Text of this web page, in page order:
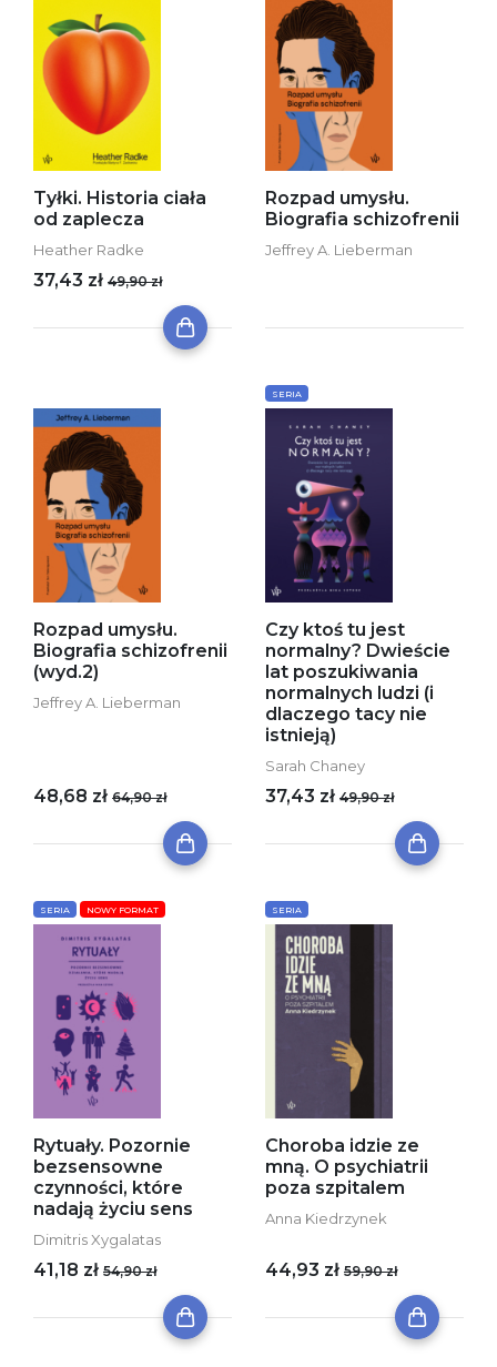
Tyłki. Historia ciała
od zaplecza
Heather Radke
37,43 zł 49,90 zł
Rozpad umysłu.
Biografia schizofrenii
Jeffrey A. Lieberman
Rozpad umysłu.
Biografia schizofrenii
(wyd.2)
Jeffrey A. Lieberman
48,68 zł 64,90 zł
SERIA
Czy ktoś tu jest
normalny? Dwieście
lat poszukiwania
normalnych ludzi (i
dlaczego tacy nie
istnieją)
Sarah Chaney
37,43 zł 49,90 zł
SERIA NOWY FORMAT
Rytuały. Pozornie
bezsensowne
czynności, które
nadają życiu sens
Dimitris Xygalatas
41,18 zł 54,90 zł
SERIA
Choroba idzie ze
mną. O psychiatrii
poza szpitalem
Anna Kiedrzynek
44,93 zł 59,90 zł